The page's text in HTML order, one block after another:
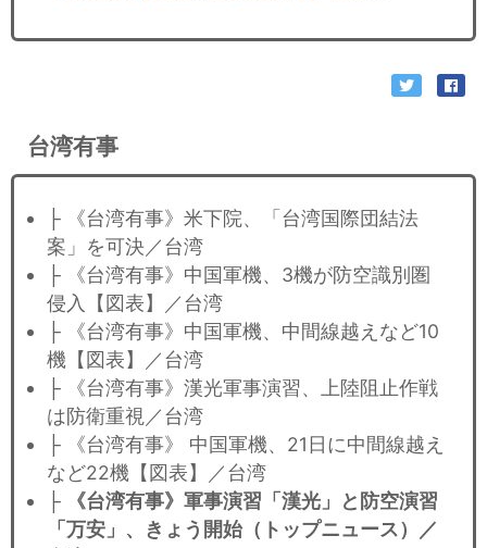
台湾有事
├ 《台湾有事》米下院、「台湾国際団結法
案」を可決／台湾
├ 《台湾有事》中国軍機、3機が防空識別圏
侵入【図表】／台湾
├ 《台湾有事》中国軍機、中間線越えなど10
機【図表】／台湾
├ 《台湾有事》漢光軍事演習、上陸阻止作戦
は防衛重視／台湾
├ 《台湾有事》 中国軍機、21日に中間線越え
など22機【図表】／台湾
├
《台湾有事》軍事演習「漢光」と防空演習
「万安」、きょう開始（トップニュース）／